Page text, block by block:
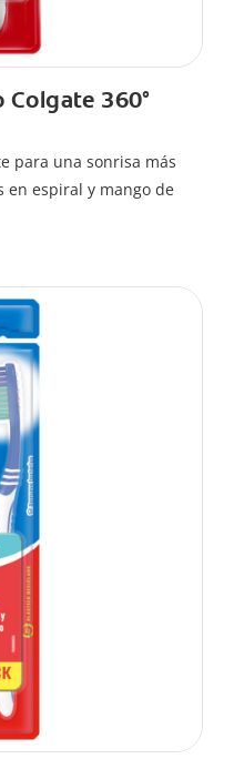
360°
para una sonrisa más
en espiral y mango de